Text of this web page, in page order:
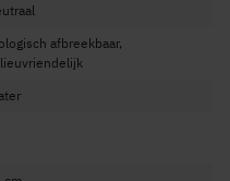
afbreekbaar,